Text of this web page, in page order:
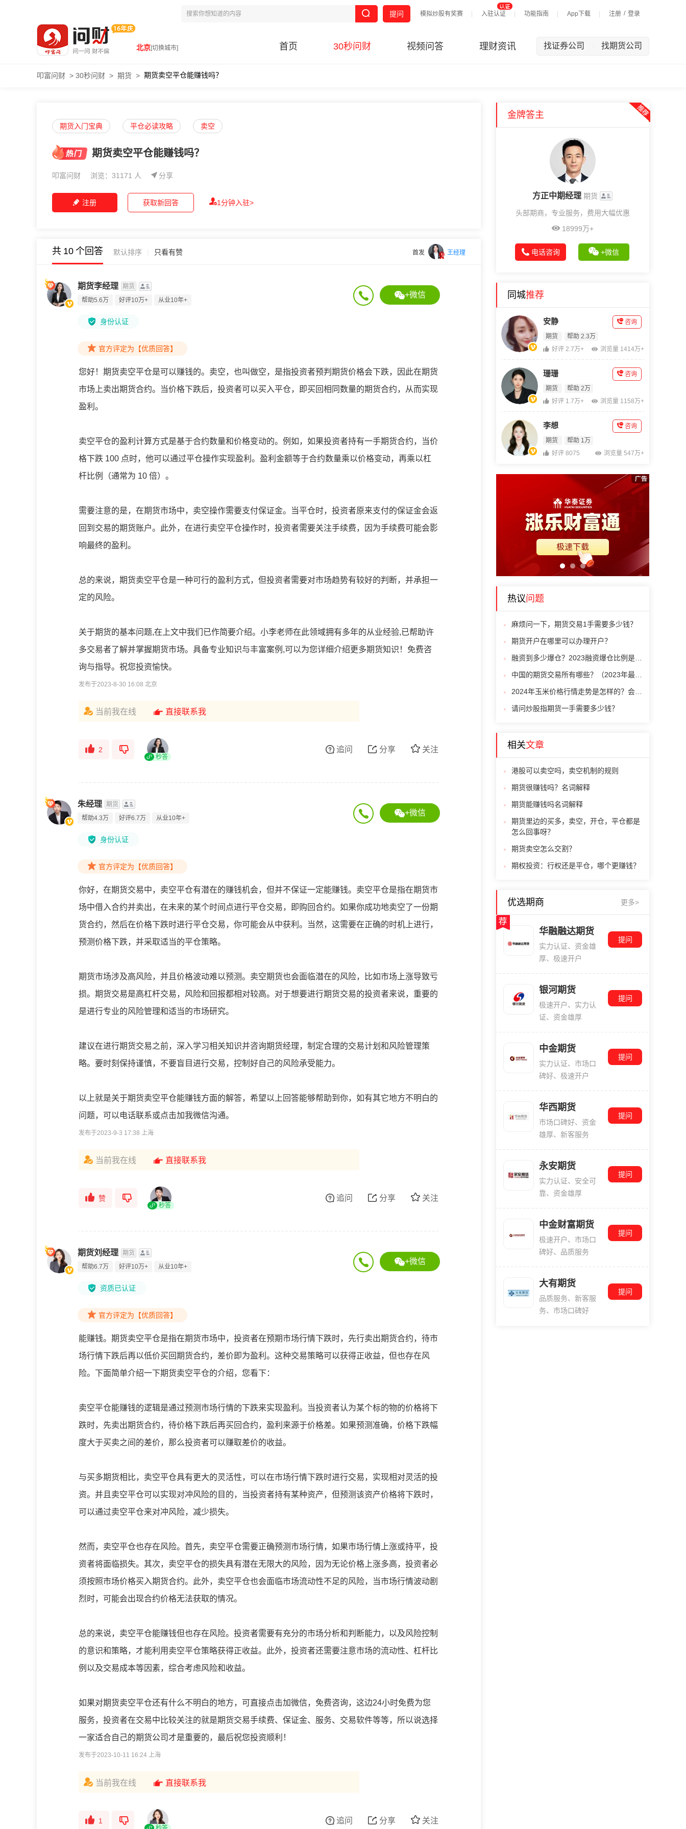
模拟炒股有奖赛 入驻认证 功能指南 App下载 注册 / 登录
提问
北京[切换城市] 首页 30秒问财 视频问答 理财资讯 找证券公司 找期货公司
叩富问财 > 30秒问财 > 期货 > 期货卖空平仓能赚钱吗？
期货入门宝典 平仓必读攻略 卖空
期货卖空平仓能赚钱吗？
叩富问财 浏览：31171 人 分享
注册 1分钟入驻>
获取新回答
共 10 个回答 默认排序 只看有赞 首发 王经理
+微信
期货李经理 期货
帮助5.6万
好评10万+ 从业10年+
身份认证
官方评定为【优质回答】
您好！期货卖空平仓是可以赚钱的。卖空，也叫做空，是指投资者预判期货价格会下跌，因此在期货
市场上卖出期货合约。当价格下跌后，投资者可以买入平仓，即买回相同数量的期货合约，从而实现
盈利。
卖空平仓的盈利计算方式是基于合约数量和价格变动的。例如，如果投资者持有一手期货合约，当价
格下跌 100 点时，他可以通过平仓操作实现盈利。盈利金额等于合约数量乘以价格变动，再乘以杠
杆比例（通常为 10 倍）。
需要注意的是，在期货市场中，卖空操作需要支付保证金。当平仓时，投资者原来支付的保证金会返
回到交易的期货账户。此外，在进行卖空平仓操作时，投资者需要关注手续费，因为手续费可能会影
响最终的盈利。
总的来说，期货卖空平仓是一种可行的盈利方式，但投资者需要对市场趋势有较好的判断，并承担一
定的风险。
关于期货的基本问题,在上文中我们已作简要介绍。小李老师在此领域拥有多年的从业经验,已帮助许
多交易者了解并掌握期货市场。具备专业知识与丰富案例,可以为您详细介绍更多期货知识！免费咨
询与指导。祝您投资愉快。
发布于2023-8-30 16:08 北京
当前我在线 直接联系我
2
秒答
关注
分享
追问
+微信
朱经理 期货
帮助4.3万
好评6.7万 从业10年+
身份认证
官方评定为【优质回答】
你好，在期货交易中，卖空平仓有潜在的赚钱机会，但并不保证一定能赚钱。卖空平仓是指在期货市
场中借入合约并卖出，在未来的某个时间点进行平仓交易，即购回合约。如果你成功地卖空了一份期
货合约，然后在价格下跌时进行平仓交易，你可能会从中获利。当然，这需要在正确的时机上进行，
预测价格下跌，并采取适当的平仓策略。
期货市场涉及高风险，并且价格波动难以预测。卖空期货也会面临潜在的风险，比如市场上涨导致亏
损。期货交易是高杠杆交易，风险和回报都相对较高。对于想要进行期货交易的投资者来说，重要的
是进行专业的风险管理和适当的市场研究。
建议在进行期货交易之前，深入学习相关知识并咨询期货经理，制定合理的交易计划和风险管理策
略。要时刻保持谨慎，不要盲目进行交易，控制好自己的风险承受能力。
以上就是关于期货卖空平仓能赚钱方面的解答，希望以上回答能够帮助到你，如有其它地方不明白的
问题，可以电话联系或点击加我微信沟通。
发布于2023-9-3 17:38 上海
当前我在线 直接联系我
赞
秒答
关注
分享
追问
+微信
期货刘经理 期货
帮助6.7万
好评10万+ 从业10年+
资质已认证
官方评定为【优质回答】
能赚钱。期货卖空平仓是指在期货市场中，投资者在预期市场行情下跌时，先行卖出期货合约，待市
场行情下跌后再以低价买回期货合约，差价即为盈利。这种交易策略可以获得正收益，但也存在风
险。下面简单介绍一下期货卖空平仓的介绍，您看下：
卖空平仓能赚钱的逻辑是通过预测市场行情的下跌来实现盈利。当投资者认为某个标的物的价格将下
跌时，先卖出期货合约，待价格下跌后再买回合约，盈利来源于价格差。如果预测准确，价格下跌幅
度大于买卖之间的差价，那么投资者可以赚取差价的收益。
与买多期货相比，卖空平仓具有更大的灵活性，可以在市场行情下跌时进行交易，实现相对灵活的投
资。并且卖空平仓可以实现对冲风险的目的，当投资者持有某种资产，但预测该资产价格将下跌时，
可以通过卖空平仓来对冲风险，减少损失。
然而，卖空平仓也存在风险。首先，卖空平仓需要正确预测市场行情，如果市场行情上涨或持平，投
资者将面临损失。其次，卖空平仓的损失具有潜在无限大的风险，因为无论价格上涨多高，投资者必
须按照市场价格买入期货合约。此外，卖空平仓也会面临市场流动性不足的风险，当市场行情波动剧
烈时，可能会出现合约价格无法获取的情况。
总的来说，卖空平仓能赚钱但也存在风险。投资者需要有充分的市场分析和判断能力，以及风险控制
的意识和策略，才能利用卖空平仓策略获得正收益。此外，投资者还需要注意市场的流动性、杠杆比
例以及交易成本等因素，综合考虑风险和收益。
如果对期货卖空平仓还有什么不明白的地方， 可直接点击加微信，免费咨询，这边24小时免费为您
服务，投资者在交易中比较关注的就是期货交易手续费、保证金、服务、交易软件等等，所以说选择
一家适合自己的期货公司才是重要的，最后祝您投资顺利！
发布于2023-10-11 16:24 上海
当前我在线 直接联系我
1 关注
分享
追问
金牌答主
方正中期经理 期货
头部期商，专业服务，费用大幅优惠
18999万+
电话咨询 +微信
同城推荐
安静
期货 帮助 2.3万
咨询
好评 2.7万+ 浏览量 1414万+
珊珊
期货 帮助 2万
咨询
好评 1.7万+ 浏览量 1158万+
李想
期货 帮助 1万
咨询
好评 8075 浏览量 547万+
1 3
热议问题
麻烦问一下，期货交易1手需要多少钱？
期货开户在哪里可以办理开户？
请问炒股指期货一手需要多少钱？
相关文章
港股可以卖空吗，卖空机制的规则
期货很赚钱吗？名词解释
期货能赚钱吗名词解释
期货里边的买多，卖空，开仓，平仓都是
怎么回事呀？
期货卖空怎么交割？
期权投资：行权还是平仓，哪个更赚钱？
优选期商 更多>
华融融达期货
实力认证、资金雄
厚、极速开户
提问
银河期货
极速开户、实力认
证、资金雄厚
提问
中金期货
实力认证、市场口
碑好、极速开户
提问
华西期货
市场口碑好、资金
雄厚、新客服务
提问
永安期货
实力认证、安全可
靠、资金雄厚
提问
中金财富期货
极速开户、市场口
碑好、品质服务
提问
大有期货
品质服务、新客服
务、市场口碑好
提问